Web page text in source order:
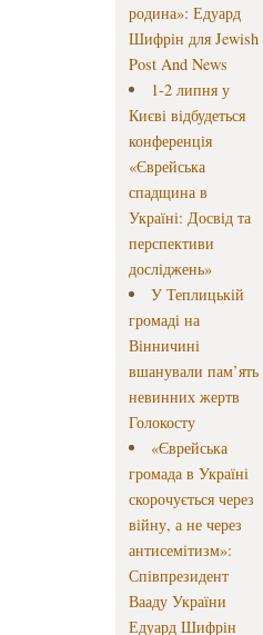
родина»: Едуард
Шифрін для Jewish
Post And News
1-2 липня у
Києві відбудеться
конференція
«Єврейська
спадщина в
Україні: Досвід та
перспективи
досліджень»
У Теплицькій
громаді на
Вінничині
вшанували пам’ять
невинних жертв
Голокосту
«Єврейська
громада в Україні
скорочується через
війну, а не через
антисемітизм»:
Співпрезидент
Вааду України
Едуард Шифрін